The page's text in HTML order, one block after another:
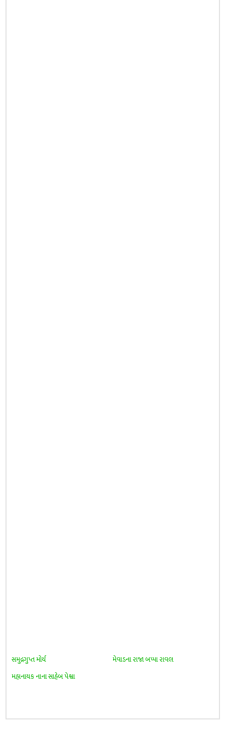
સમુદ્રગુપ્ત મોર્ય
મેવાડના રાજા બપ્પા રાવલ
મહાનાયક નાના સાહેબ પેશ્વા